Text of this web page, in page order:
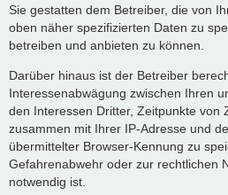
Sie gestatten dem Betreiber, die von
oben näher spezifizierten Daten zu
betreiben und anbieten zu können.
Darüber hinaus ist der Betreiber
Interessenabwägung zwischen Ihren
den Interessen Dritter, Zeitpunkte von
zusammen mit Ihrer IP-Adresse und
übermittelter Browser-Kennung zu
Gefahrenabwehr oder zur rechtlichen
notwendig ist.